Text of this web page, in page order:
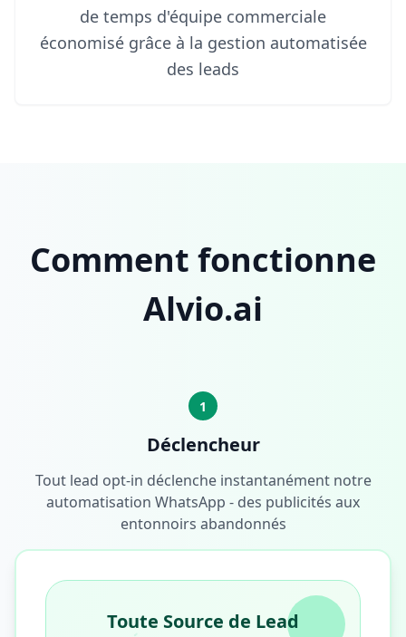
de temps d'équipe commerciale
économisé grâce à la gestion automatisée
des leads
Comment fonctionne
Alvio.ai
1
Déclencheur
Tout lead opt-in déclenche instantanément notre
automatisation WhatsApp - des publicités aux
entonnoirs abandonnés
Toute Source de Lead